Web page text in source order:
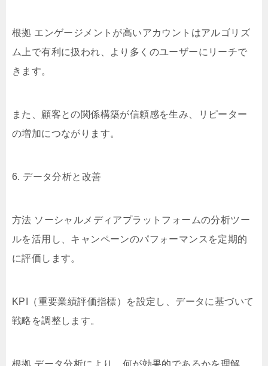
根拠 エンゲージメントが高いアカウントはアルゴリズ
ム上で有利に扱われ、より多くのユーザーにリーチで
きます。
また、顧客との関係構築が信頼感を生み、リピーター
の増加につながります。
6. データ分析と改善
方法 ソーシャルメディアプラットフォームの分析ツー
ルを活用し、キャンペーンのパフォーマンスを定期的
に評価します。
KPI（重要業績評価指標）を設定し、データに基づいて
戦略を調整します。
根拠 データ分析により、何が効果的であるかを理解